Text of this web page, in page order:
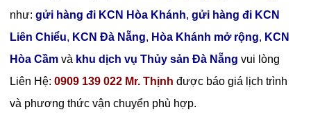
như: gửi hàng đi KCN Hòa Khánh, gửi hàng đi KCN
Liên Chiểu, KCN Đà Nẵng, Hòa Khánh mở rộng, KCN
Hòa Cầm và khu dịch vụ Thủy sản Đà Nẵngvui lòng
Liên Hệ:0909 139 022 Mr. Thịnh được báo giá lịch trình
và phương thức vận chuyển phù hợp.